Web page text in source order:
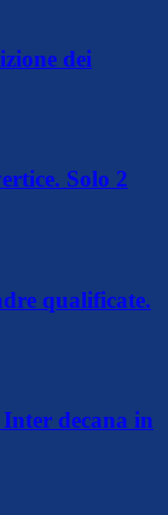
dei
Solo 2
qualificate.
decana in